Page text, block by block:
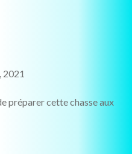
2021
préparer cette chasse aux